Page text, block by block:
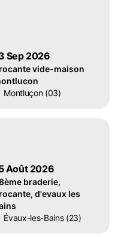
Sep 2026
vide-maison
Montluçon (03)
Août 2026
braderie,
d'evaux les
Évaux-les-Bains (23)